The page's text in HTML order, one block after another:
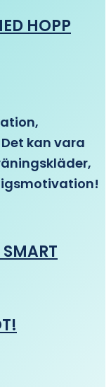
HOPP
kan vara